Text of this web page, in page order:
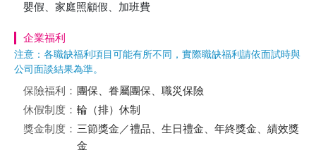
嬰假、家庭照顧假、加班費
企業福利
注意：各職缺福利項目可能有所不同，實際職缺福利請依面試時與
公司面談結果為準。
保險福利： 團保、眷屬團保、職災保險
休假制度： 輪（排）休制
獎金制度： 三節獎金／禮品、生日禮金、年終獎金、績效獎
金